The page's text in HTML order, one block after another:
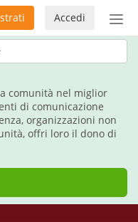
Accedi
della
comunità nel miglior
di comunicazione
organizzazioni non
offri loro il dono di